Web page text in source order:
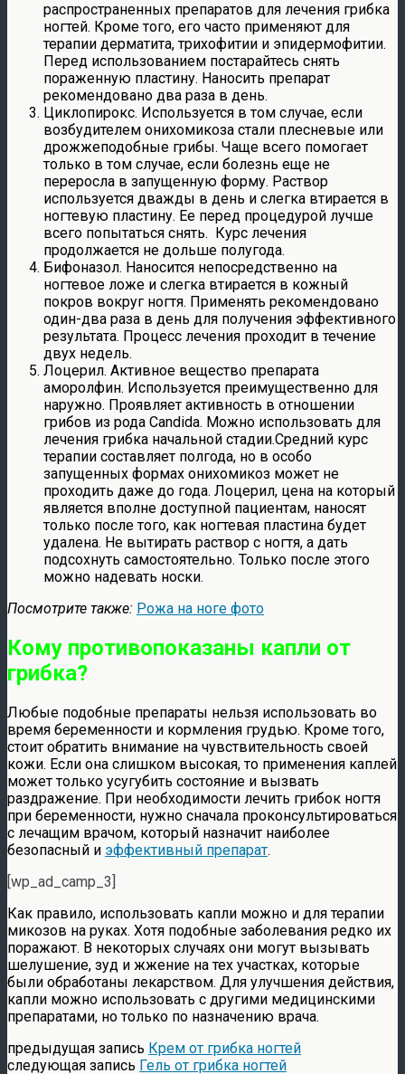
распространенных препаратов для лечения грибка
ногтей. Кроме того, его часто применяют для
терапии дерматита, трихофитии и эпидермофитии.
Перед использованием постарайтесь снять
пораженную пластину. Наносить препарат
рекомендовано два раза в день.
Циклопирокс. Используется в том случае, если
возбудителем онихомикоза стали плесневые или
дрожжеподобные грибы. Чаще всего помогает
только в том случае, если болезнь еще не
переросла в запущенную форму. Раствор
используется дважды в день и слегка втирается в
ногтевую пластину. Ее перед процедурой лучше
всего попытаться снять. Курс лечения
продолжается не дольше полугода.
Бифоназол. Наносится непосредственно на
ногтевое ложе и слегка втирается в кожный
покров вокруг ногтя. Применять рекомендовано
один-два раза в день для получения эффективного
результата. Процесс лечения проходит в течение
двух недель.
Лоцерил. Активное вещество препарата
аморолфин. Используется преимущественно для
наружно. Проявляет активность в отношении
грибов из рода Candida. Можно использовать для
лечения грибка начальной стадии.Средний курс
терапии составляет полгода, но в особо
запущенных формах онихомикоз может не
проходить даже до года. Лоцерил, цена на который
является вполне доступной пациентам, наносят
только после того, как ногтевая пластина будет
удалена. Не вытирать раствор с ногтя, а дать
подсохнуть самостоятельно. Только после этого
можно надевать носки.
Посмотрите также: Рожа на ноге фото
Кому противопоказаны капли от
грибка?
Любые подобные препараты нельзя использовать во
время беременности и кормления грудью. Кроме того,
стоит обратить внимание на чувствительность своей
кожи. Если она слишком высокая, то применения каплей
может только усугубить состояние и вызвать
раздражение. При необходимости лечить грибок ногтя
при беременности, нужно сначала проконсультироваться
с лечащим врачом, который назначит наиболее
безопасный и эффективный препарат.
[wp_ad_camp_3]
Как правило, использовать капли можно и для терапии
микозов на руках. Хотя подобные заболевания редко их
поражают. В некоторых случаях они могут вызывать
шелушение, зуд и жжение на тех участках, которые
были обработаны лекарством. Для улучшения действия,
капли можно использовать с другими медицинскими
препаратами, но только по назначению врача.
предыдущая запись Крем от грибка ногтей
следующая запись Гель от грибка ногтей